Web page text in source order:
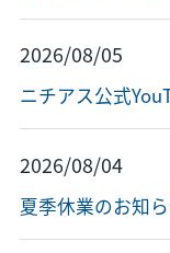
2026/08/05
ニチアス公式
2026/08/04
夏季休業のお知